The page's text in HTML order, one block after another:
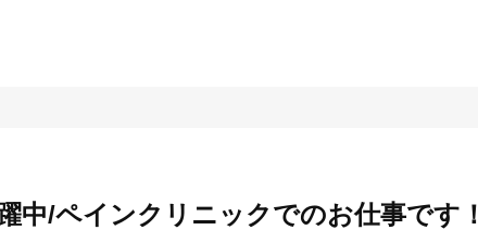
中/ペインクリニックでのお仕事です！